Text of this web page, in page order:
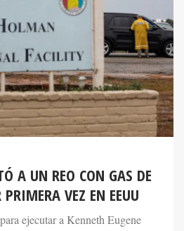
A UN REO CON GAS DE
VEZ EN EEUU
ejecutar a Kenneth Eugene